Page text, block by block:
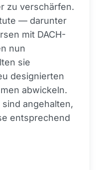
zu verschärfen.
— darunter
mit DACH-
nun
sie
designierten
abwickeln.
angehalten,
entsprechend